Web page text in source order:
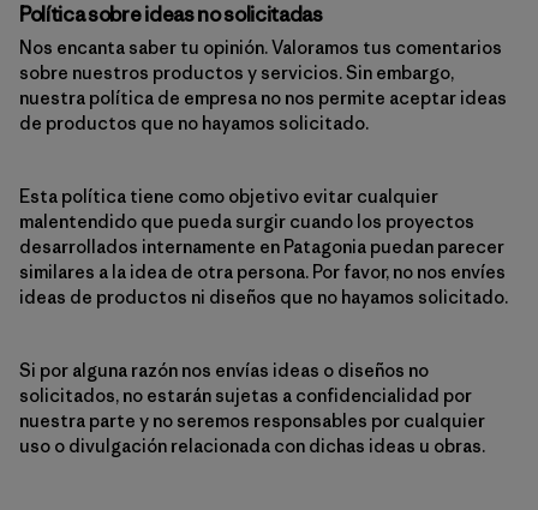
Política sobre ideas no solicitadas
Nos encanta saber tu opinión. Valoramos tus comentarios
sobre nuestros productos y servicios. Sin embargo,
nuestra política de empresa no nos permite aceptar ideas
de productos que no hayamos solicitado.
Esta política tiene como objetivo evitar cualquier
malentendido que pueda surgir cuando los proyectos
desarrollados internamente en Patagonia puedan parecer
similares a la idea de otra persona. Por favor, no nos envíes
ideas de productos ni diseños que no hayamos solicitado.
Si por alguna razón nos envías ideas o diseños no
solicitados, no estarán sujetas a confidencialidad por
nuestra parte y no seremos responsables por cualquier
uso o divulgación relacionada con dichas ideas u obras.